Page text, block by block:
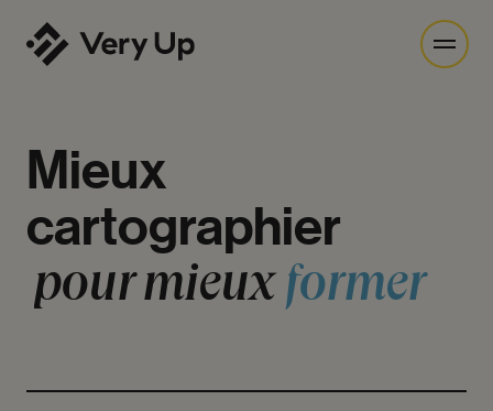
Mieux
cartographier
pourmieuxformer